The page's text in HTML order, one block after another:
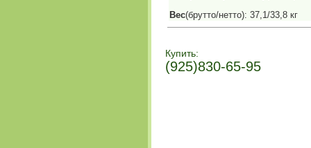
Вес(брутто/нетто): 37,1/33,8 кг
Купить:
(925)830-65-95